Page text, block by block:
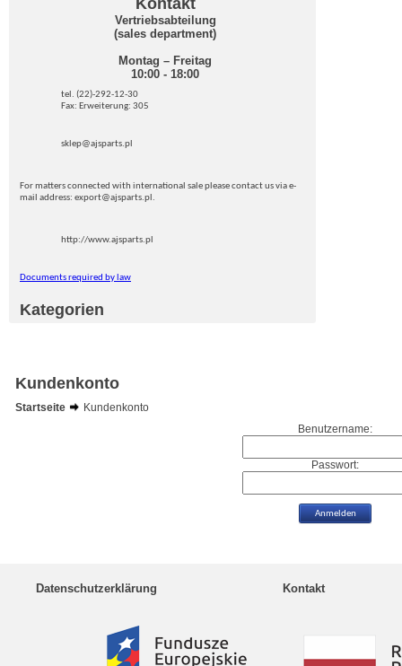
Kontakt
Vertriebsabteilung
(sales department)
Montag – Freitag
10:00 - 18:00
tel. (22)-292-12-30
Fax: Erweiterung: 305
sklep@ajsparts.pl
For matters connected with international sale please contact us via e-
mail address: export@ajsparts.pl.
http://www.ajsparts.pl
Documents required by law
Kategorien
Kundenkonto
Startseite
Kundenkonto
Benutzername:
Passwort:
Datenschutzerklärung Kontakt